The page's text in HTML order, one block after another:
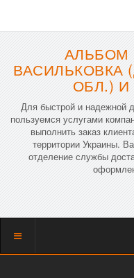
АЛЬБОМ
ВАСИЛЬКОВКА
ОБЛ.) И
Для быстрой и надежной
пользуемся услугами
выполнить заказ
территории Украины.
отделение службы
Показать